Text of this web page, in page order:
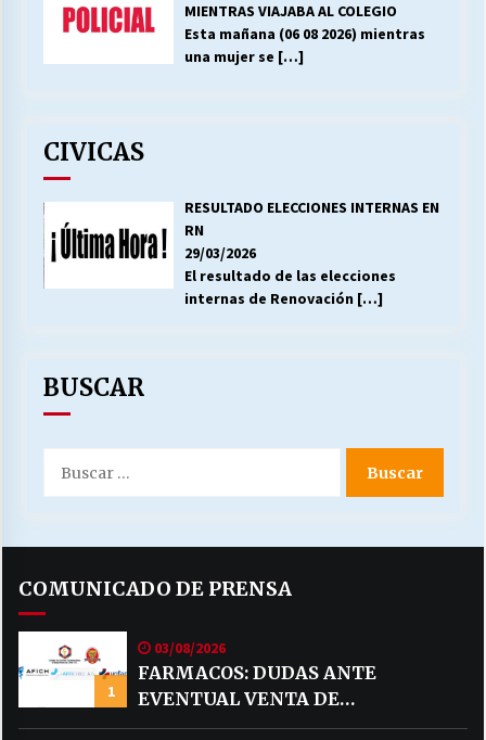
MIENTRAS VIAJABA AL COLEGIO
Esta mañana (06 08 2026) mientras
una mujer se […]
CIVICAS
RESULTADO ELECCIONES INTERNAS EN
RN
29/03/2026
El resultado de las elecciones
internas de Renovación […]
BUSCAR
por:
COMUNICADO DE PRENSA
1
03/08/2026
FARMACOS: DUDAS ANTE
EVENTUAL VENTA DE
MEDICAMENTOS POR MERCADO